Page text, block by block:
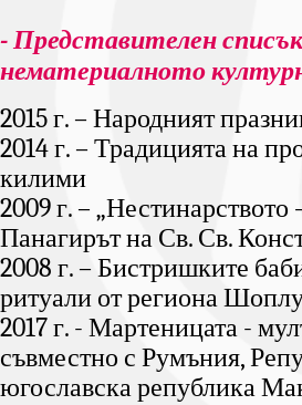
- Представителен
нематериалното
2015 г. – Народният
2014 г. – Традицията на
килими
2009 г. –
Панагирът на Св. Св.
2008 г. – Бистришките
ритуали от региона
2017 г. - Мартеницата -
съвместно с Румъния,
югославска република